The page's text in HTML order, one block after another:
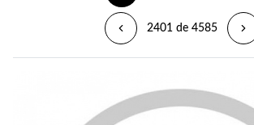
2401 de 4585